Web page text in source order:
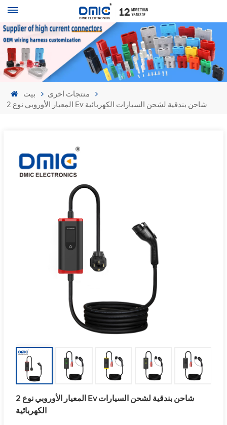
بيت
منتجات اخرى
المعيار الأوروبي نوع 2 Ev شاحن بندقية لشحن السيارات الكهربائية
المعيار الأوروبي نوع 2 Ev شاحن بندقية لشحن السيارات
الكهربائية